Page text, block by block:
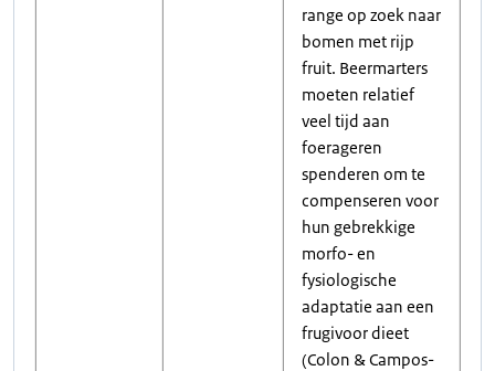
range op zoek naar
bomen met rijp
fruit. Beermarters
moeten relatief
veel tijd aan
foerageren
spenderen om te
compenseren voor
hun gebrekkige
morfo- en
fysiologische
adaptatie aan een
frugivoor dieet
(Colon & Campos-